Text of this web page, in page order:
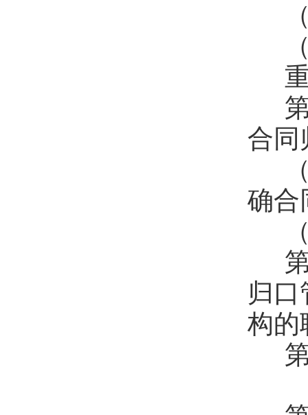
合同
确合
归
构的